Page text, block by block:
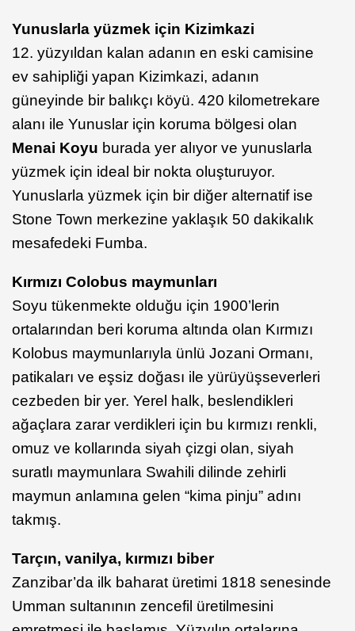
Yunuslarla yüzmek için Kizimkazi
12. yüzyıldan kalan adanın en eski camisine
ev sahipliği yapan Kizimkazi, adanın
güneyinde bir balıkçı köyü. 420 kilometrekare
alanı ile Yunuslar için koruma bölgesi olan
Menai Koyu burada yer alıyor ve yunuslarla
yüzmek için ideal bir nokta oluşturuyor.
Yunuslarla yüzmek için bir diğer alternatif ise
Stone Town merkezine yaklaşık 50 dakikalık
mesafedeki Fumba.
Kırmızı Colobus maymunları
Soyu tükenmekte olduğu için 1900’lerin
ortalarından beri koruma altında olan Kırmızı
Kolobus maymunlarıyla ünlü Jozani Ormanı,
patikaları ve eşsiz doğası ile yürüyüşseverleri
cezbeden bir yer. Yerel halk, beslendikleri
ağaçlara zarar verdikleri için bu kırmızı renkli,
omuz ve kollarında siyah çizgi olan, siyah
suratlı maymunlara Swahili dilinde zehirli
maymun anlamına gelen “kima pinju” adını
takmış.
Tarçın, vanilya, kırmızı biber
Zanzibar’da ilk baharat üretimi 1818 senesinde
Umman sultanının zencefil üretilmesini